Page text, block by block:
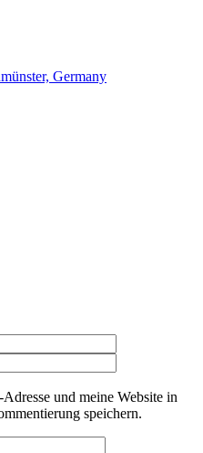
Germany
und meine Website in
speichern.